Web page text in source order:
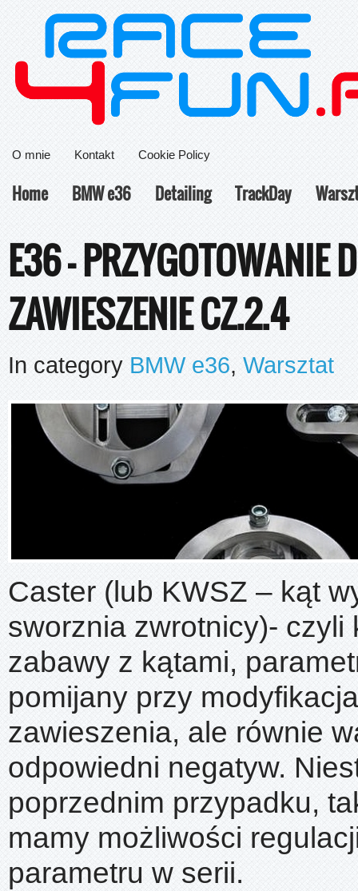
O mnie Kontakt Cookie Policy
Home BMW e36 Detailing TrackDay
E36 – PRZYGOTOWANIE
ZAWIESZENIE CZ.2.4
In category BMW e36, Warsztat
Caster (lub KWSZ – kąt
sworznia zwrotnicy)- czyli
zabawy z kątami,
pomijany przy
zawieszenia, ale równie
odpowiedni negatyw.
poprzednim przypadku,
mamy możliwości
parametru w serii.